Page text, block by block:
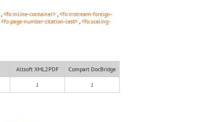
, <fo:inline-container> , <fo:instream-foreign-
<fo:page-number-citation-last> , <fo:scaling-
Altsoft XML2PDF Compart DocBridge
J J